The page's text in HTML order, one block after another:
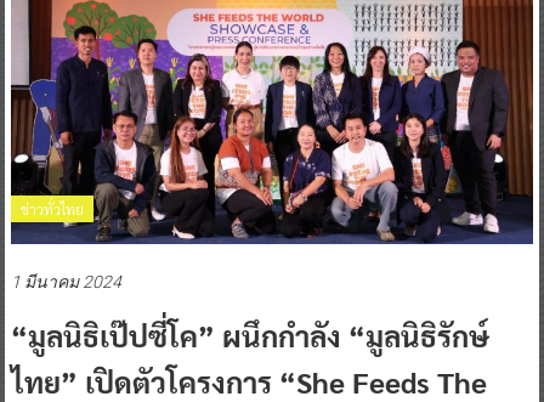
ข่าวทั่วไทย
1 มีนาคม 2024
“มูลนิธิเป๊ปซี่โค” ผนึกกำลัง “มูลนิธิรักษ์
ไทย” เปิดตัวโครงการ “She Feeds The